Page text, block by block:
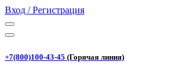
Вход / Регистрация
+7(800)100-43-45 (Горячая линия)